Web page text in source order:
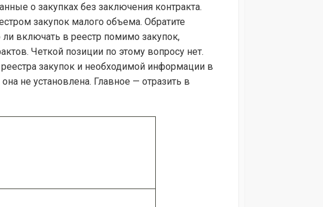
о закупках без заключения контракта.
закупок малого объема. Обратите
ли включать в реестр помимо закупок,
Четкой позиции по этому вопросу нет.
закупок и необходимой информации в
не установлена. Главное — отразить в